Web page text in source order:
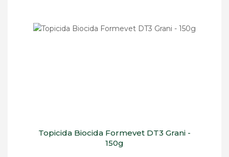
Topicida Biocida Formevet DT3 Grani -
150g